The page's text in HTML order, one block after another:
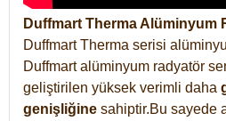
Duffmart Therma Alüminyum
Duffmart Therma serisi
Duffmart alüminyum radyatör
geliştirilen yüksek verimli daha
genişliğine sahiptir.Bu sayede